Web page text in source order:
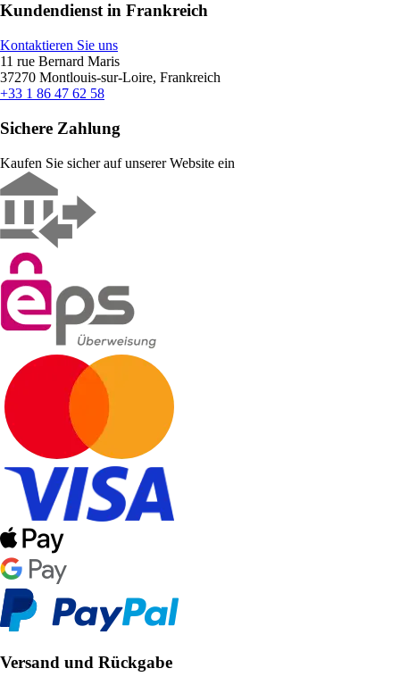
Kundendienst in Frankreich
Kontaktieren Sie uns
11 rue Bernard Maris
37270 Montlouis-sur-Loire, Frankreich
+33 1 86 47 62 58
Sichere Zahlung
Kaufen Sie sicher auf unserer Website ein
Versand und Rückgabe